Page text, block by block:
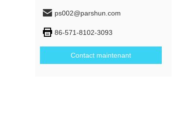
ps002@parshun.com
86-571-8102-3093
Contact maintenant